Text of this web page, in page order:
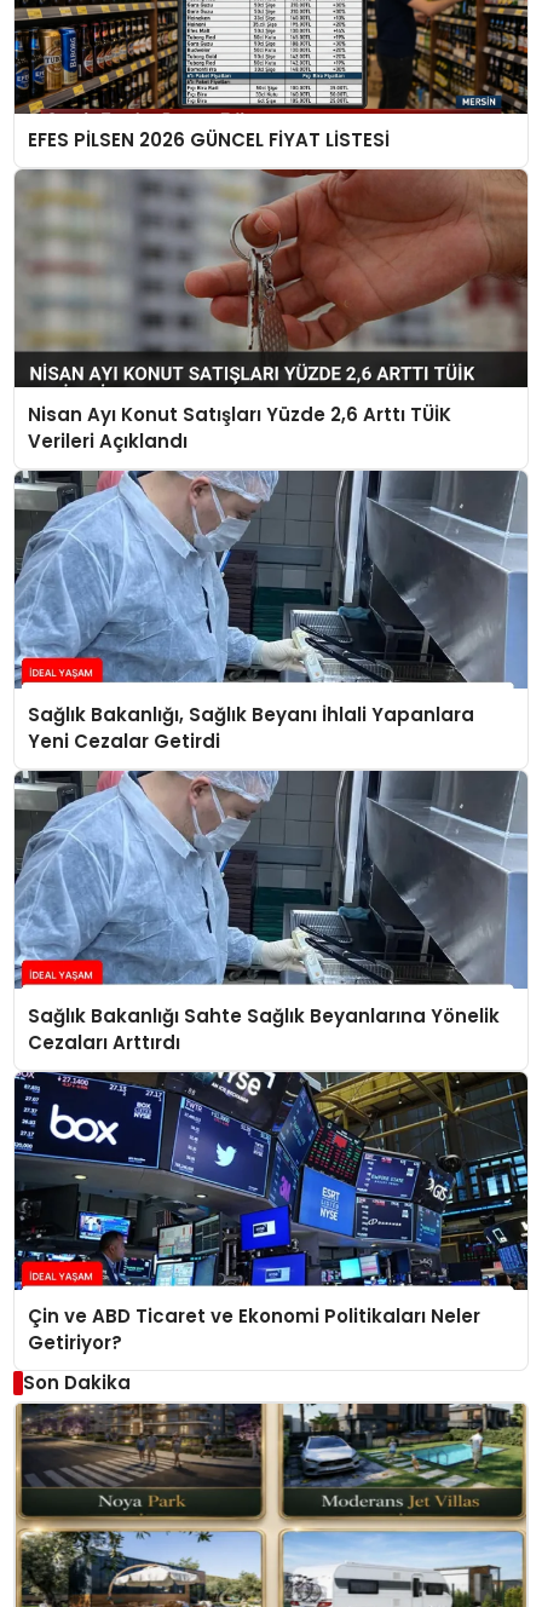
EFES PİLSEN 2026 GÜNCEL FİYAT LİSTESİ
Nisan Ayı Konut Satışları Yüzde 2,6 Arttı TÜİK
Verileri Açıklandı
Sağlık Bakanlığı, Sağlık Beyanı İhlali Yapanlara
Yeni Cezalar Getirdi
Sağlık Bakanlığı Sahte Sağlık Beyanlarına Yönelik
Cezaları Arttırdı
Çin ve ABD Ticaret ve Ekonomi Politikaları Neler
Getiriyor?
Son Dakika